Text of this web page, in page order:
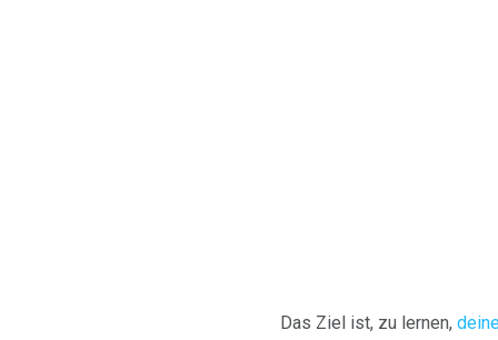
Das Ziel ist, zu lernen,